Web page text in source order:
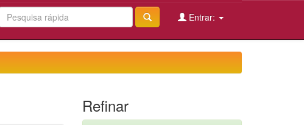
Entrar:
Refinar